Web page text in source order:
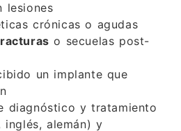
lesiones
crónicas o agudas
o secuelas post-
un implante que
diagnóstico y tratamiento
inglés, alemán) y